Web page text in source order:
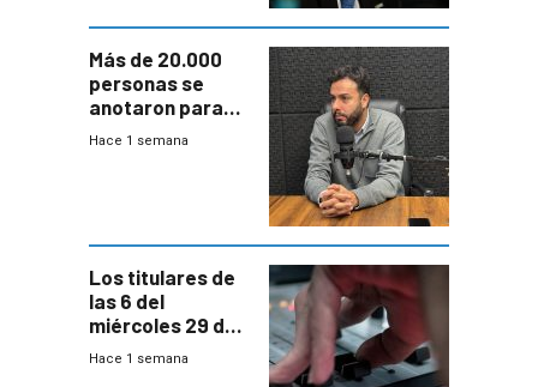
Más de 20.000
personas se
anotaron para
las pruebas
Hace 1 semana
Los titulares de
las 6 del
miércoles 29 de
julio de 2026
Hace 1 semana